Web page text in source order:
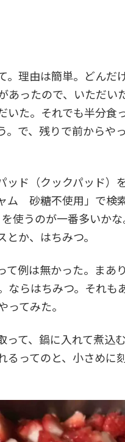
理由は簡単。どんだ
あったので、いただい
いた。それでも半分食
。で、残りで前からや
ド（クックパッド）
ム 砂糖不使用」で検
使うのが一番多いか
か、はちみつ。
例は無かった。まあ
ならはちみつ。それも
てみた。
て、鍋に入れて煮込
るってのと、小さめに